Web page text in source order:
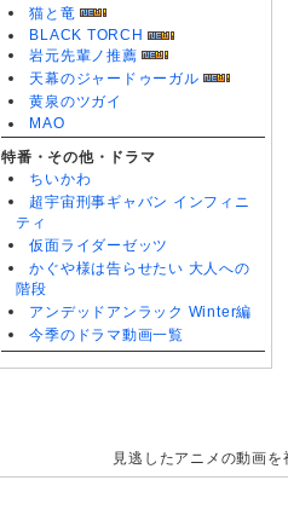
猫と竜
BLACK TORCH
岩元先輩ノ推薦
天幕のジャードゥーガル
黄泉のツガイ
MAO
特番・その他・ドラマ
ちいかわ
超宇宙刑事ギャバン インフィニ
ティ
仮面ライダーゼッツ
かぐや様は告らせたい 大人への
階段
アンデッドアンラック Winter編
今季のドラマ動画一覧
見逃したアニメの動画